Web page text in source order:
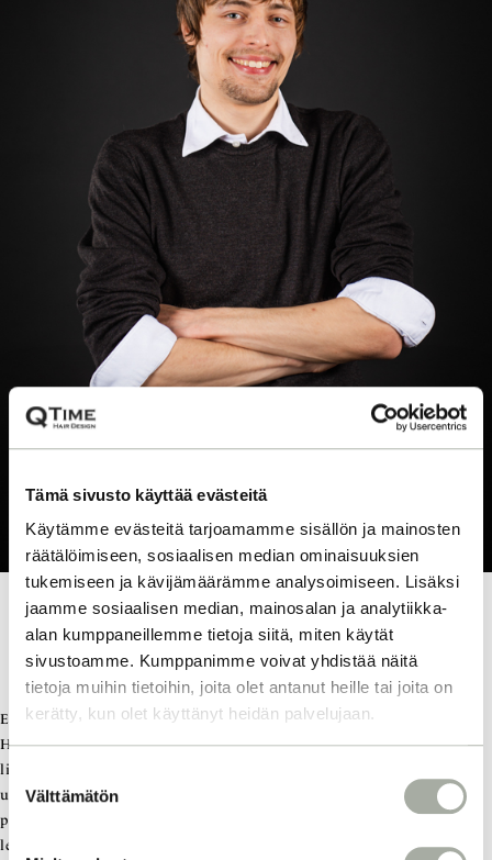
Tämä sivusto käyttää evästeitä
Käytämme evästeitä tarjoamamme sisällön ja mainosten
räätälöimiseen, sosiaalisen median ominaisuuksien
tukemiseen ja kävijämäärämme analysoimiseen. Lisäksi
jaamme sosiaalisen median, mainosalan ja analytiikka-
alan kumppaneillemme tietoja siitä, miten käytät
sivustoamme. Kumppanimme voivat yhdistää näitä
tietoja muihin tietoihin, joita olet antanut heille tai joita on
kerätty, kun olet käyttänyt heidän palvelujaan.
S
u
s
Välttämätön
EDDIE
ADVANCED HAIR DESIGNER
Eddie on vuonna 2014 valmistunut taitava hiusalan ammattilainen.
Hän on vuosien varrella hionut taitojaan sekä jokapäiväisessä
liiketyöskentelyssään että huippuluokan koulutuksissa
ulkomailla. Vankka ammattitaito on Eddien ehdoton ässä hihassa ja se
pitää hänet inspiroituneena. Edi toteuttaa asiakkailleen sekä toimivat
leikkaukset että mehukkaat värjäykset, jotka korostavat heidän